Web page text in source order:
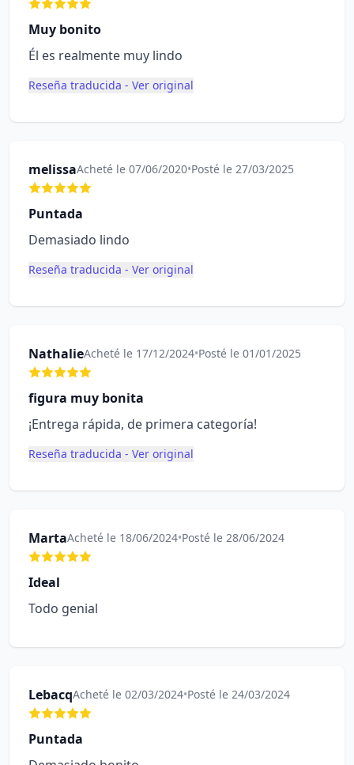
Muy bonito
Él es realmente muy lindo
Reseña traducida - Ver original
melissaAcheté le 07/06/2020•Posté le 27/03/2025
Puntada
Demasiado lindo
Reseña traducida - Ver original
NathalieAcheté le 17/12/2024•Posté le 01/01/2025
figura muy bonita
¡Entrega rápida, de primera categoría!
Reseña traducida - Ver original
MartaAcheté le 18/06/2024•Posté le 28/06/2024
Ideal
Todo genial
LebacqAcheté le 02/03/2024•Posté le 24/03/2024
Puntada